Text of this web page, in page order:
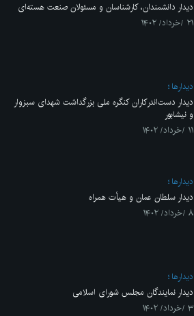
دیدار دانشمندان، کارشناسان و مسئولان صنعت هسته‌ای
۲۱ /خرداد/ ۱۴۰۲
ديدارها
دیدار دست‌اندرکاران کنگره ملی بزرگداشت شهدای سبزوار
و نیشابور
۱۱ /خرداد/ ۱۴۰۲
ديدارها
دیدار سلطان عمان و هیأت همراه
۸ /خرداد/ ۱۴۰۲
ديدارها
دیدار نمایندگان مجلس شورای اسلامی
۳ /خرداد/ ۱۴۰۲